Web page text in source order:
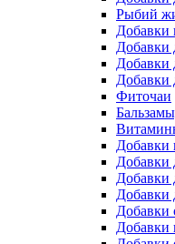
Рыбий
Добавки
Добавки
Добавки
Добавки
Фиточаи
Добавки
Добавки
Добавки
Добавки
Добавки
Добавки